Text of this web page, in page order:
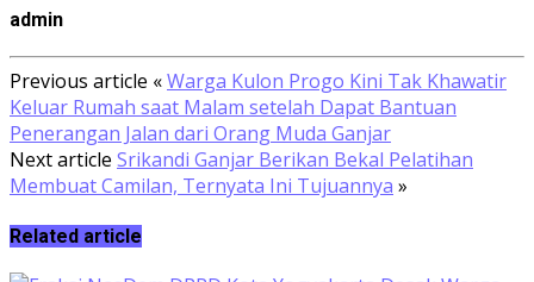
admin
Previous article «Warga Kulon Progo Kini Tak Khawatir
Keluar Rumah saat Malam setelah Dapat Bantuan
Penerangan Jalan dari Orang Muda Ganjar
Next article Srikandi Ganjar Berikan Bekal Pelatihan
Membuat Camilan, Ternyata Ini Tujuannya »
Related article